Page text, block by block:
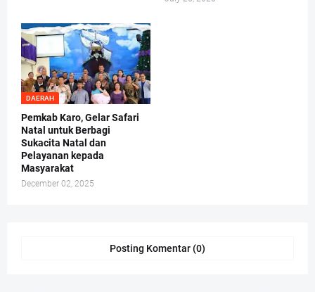
DAERAH
Pemkab Karo, Gelar Safari
Natal untuk Berbagi
Sukacita Natal dan
Pelayanan kepada
Masyarakat
December 02, 2025
Posting Komentar (0)